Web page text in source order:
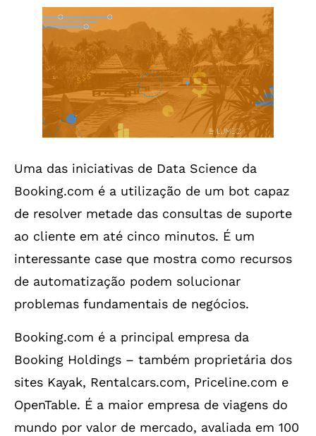
Uma das iniciativas de Data Science da
Booking.com é a utilização de um bot capaz
de resolver metade das consultas de suporte
ao cliente em até cinco minutos. É um
interessante case que mostra como recursos
de automatização podem solucionar
problemas fundamentais de negócios.
Booking.com é a principal empresa da
Booking Holdings – também proprietária dos
sites Kayak, Rentalcars.com, Priceline.com e
OpenTable. É a maior empresa de viagens do
mundo por valor de mercado, avaliada em 100